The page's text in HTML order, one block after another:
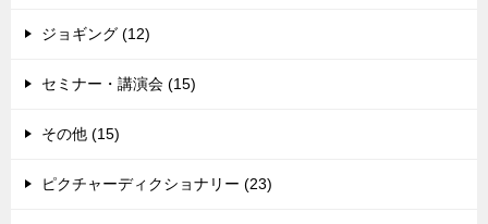
ジョギング (12)
セミナー・講演会 (15)
その他 (15)
ピクチャーディクショナリー (23)